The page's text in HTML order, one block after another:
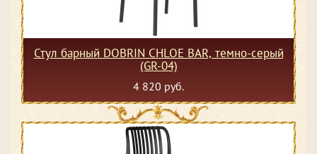
Стул барный DOBRIN CHLOE BAR, темно-серый
(GR-04)
4 820 руб.